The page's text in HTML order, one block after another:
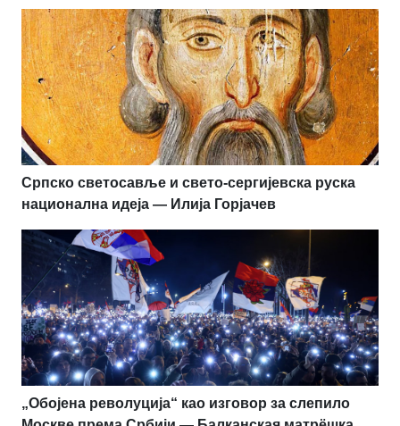
Српско светосавље и свето-сергијевска руска
национална идеја — Илија Горјачев
„Обојена револуција“ као изговор за слепило